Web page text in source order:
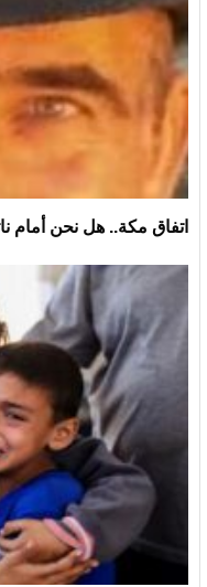
اتفاق مكة.. هل نحن أمام